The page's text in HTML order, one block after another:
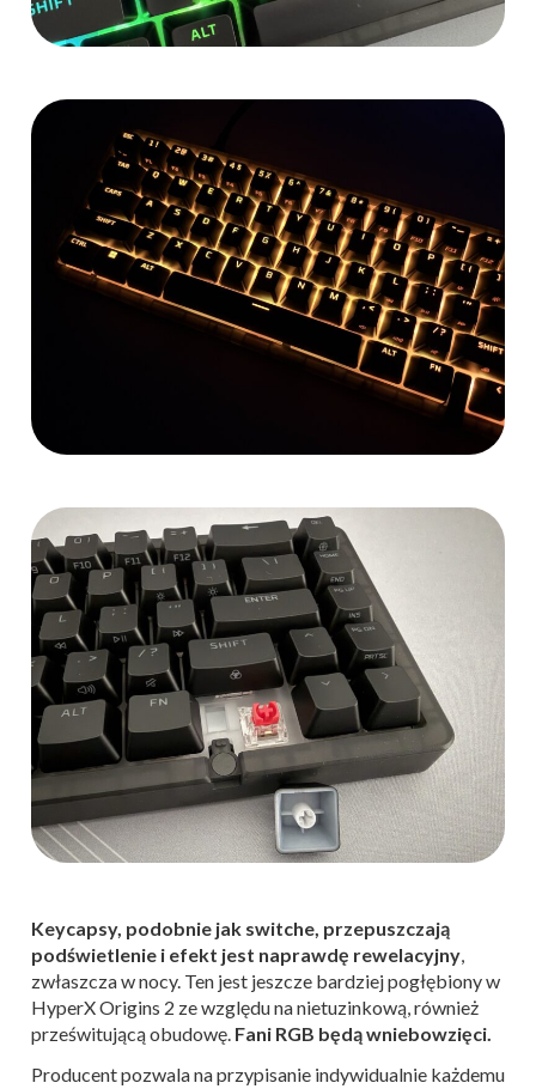
Keycapsy, podobnie jak switche, przepuszczają
podświetlenie i efekt jest naprawdę rewelacyjny,
zwłaszcza w nocy. Ten jest jeszcze bardziej pogłębiony w
HyperX Origins 2 ze względu na nietuzinkową, również
prześwitującą obudowę. Fani RGB będą wniebowzięci.
Producent pozwala na przypisanie indywidualnie każdemu